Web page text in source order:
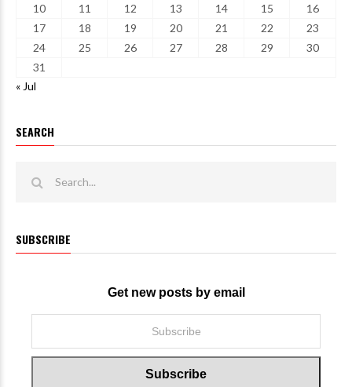
10
11 12 13 14 15
16
17
18 19 20 21 22
23
24
25 26 27 28 29
30
31
« Jul
SEARCH
SUBSCRIBE
Get new posts by email